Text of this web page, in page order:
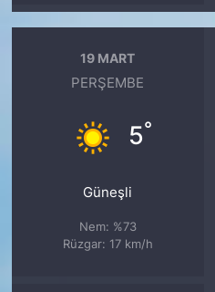
19 MART
PERŞEMBE
5°
Güneşli
Nem: %73
Rüzgar: 17 km/h